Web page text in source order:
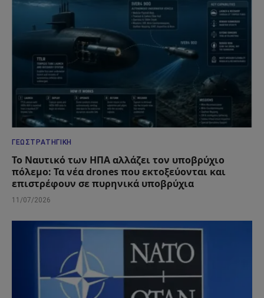
ΓΕΩΣΤΡΑΤΗΓΙΚΉ
Το Ναυτικό των ΗΠΑ αλλάζει τον υποβρύχιο
πόλεμο: Τα νέα drones που εκτοξεύονται και
επιστρέφουν σε πυρηνικά υποβρύχια
11/07/2026